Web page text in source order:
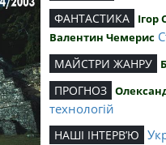
ФАНТАСТИКА Ігор
Валентин Чемерис
МАЙСТРИ ЖАНРУ
ПРОГНОЗ
технологій
НАШІ ІНТЕРВ’Ю